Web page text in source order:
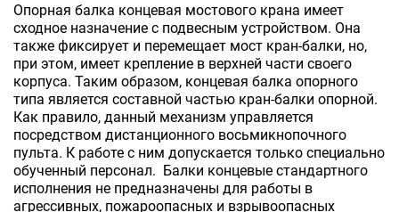
Опорная балка концевая мостового крана имеет
сходное назначение с подвесным устройством. Она
также фиксирует и перемещает мост кран-балки, но,
при этом, имеет крепление в верхней части своего
корпуса. Таким образом, концевая балка опорного
типа является составной частью кран-балки опорной.
Как правило, данный механизм управляется
посредством дистанционного восьмикнопочного
пульта. К работе с ним допускается только специально
обученный персонал. Балки концевые стандартного
исполнения не предназначены для работы в
агрессивных, пожароопасных и взрывоопасных